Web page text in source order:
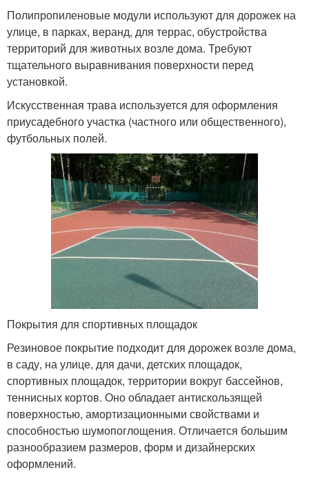
Полипропиленовые модули используют для дорожек на
улице, в парках, веранд, для террас, обустройства
территорий для животных возле дома. Требуют
тщательного выравнивания поверхности перед
установкой.
Искусственная трава используется для оформления
приусадебного участка (частного или общественного),
футбольных полей.
Покрытия для спортивных площадок
Резиновое покрытие подходит для дорожек возле дома,
в саду, на улице, для дачи, детских площадок,
спортивных площадок, территории вокруг бассейнов,
теннисных кортов. Оно обладает антискользящей
поверхностью, амортизационными свойствами и
способностью шумопоглощения. Отличается большим
разнообразием размеров, форм и дизайнерских
оформлений.